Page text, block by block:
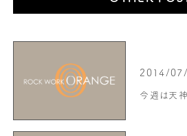
2014/
今週は天神